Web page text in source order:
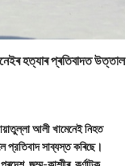
হত্যাৰ প্ৰতিবাদত উত্তাল
আলী খামেনেই নিহত
প্রতিবাদ সাব্যস্ত কৰিছে।